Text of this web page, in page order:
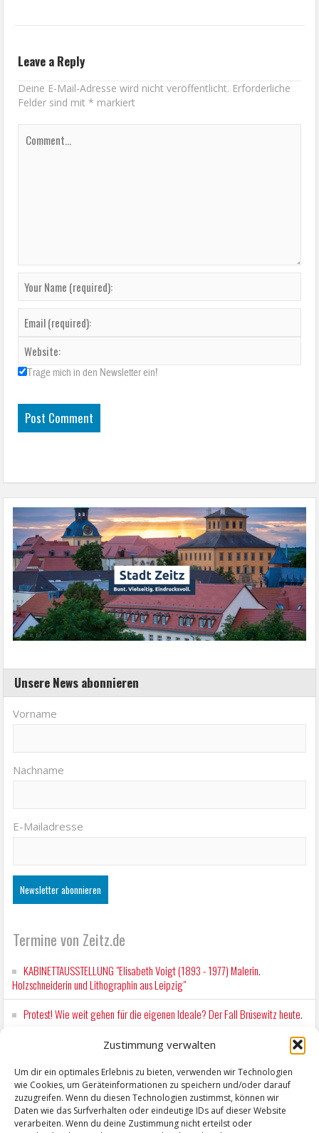
Zustimmung verwalten
Um dir ein optimales Erlebnis zu bieten, verwenden wir Technologien
wie Cookies, um Geräteinformationen zu speichern und/oder darauf
zuzugreifen. Wenn du diesen Technologien zustimmst, können wir
Daten wie das Surfverhalten oder eindeutige IDs auf dieser Website
verarbeiten. Wenn du deine Zustimmung nicht erteilst oder
Leave a Reply
Deine E-Mail-Adresse wird nicht veröffentlicht. Erforderliche
Felder sind mit* markiert
Trage mich in den Newsletter ein!
Unsere News abonnieren
Vorname
Nachname
E-Mailadresse
Termine von Zeitz.de
KABINETTAUSSTELLUNG "Elisabeth Voigt (1893 - 1977) Malerin.
Holzschneiderin und Lithographin aus Leipzig"
Protest! Wie weit gehen für die eigenen Ideale? Der Fall Brüsewitz heute.
EINFACH LESEN im August 2026 H.P. Richter - DAMALS WAR ES FRIEDRICH
Lesung in Einfacher Sprache
Workshop für Kinder: Stop-Motion mit LEGO® & Robotik